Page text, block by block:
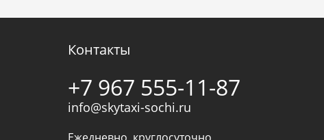
Контакты
+7 967 555-11-87
info@skytaxi-sochi.ru